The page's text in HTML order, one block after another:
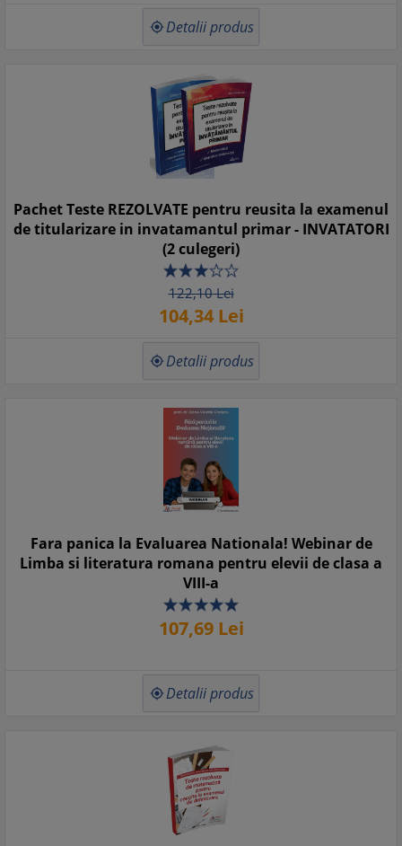
 Detalii produs
Pachet Teste REZOLVATE pentru reusita la examenul
de titularizare in invatamantul primar - INVATATORI
(2 culegeri)
122,10Lei
104,34Lei
 Detalii produs
Fara panica la Evaluarea Nationala! Webinar de
Limba si literatura romana pentru elevii de clasa a
VIII-a
107,69Lei
 Detalii produs